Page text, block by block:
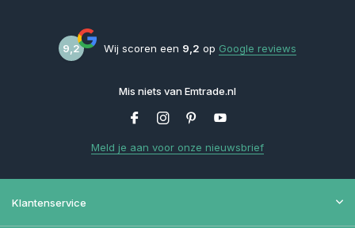
9,2 Wij scoren een 9,2 op Google reviews
Mis niets van Emtrade.nl
Meld je aan voor onze nieuwsbrief
Klantenservice